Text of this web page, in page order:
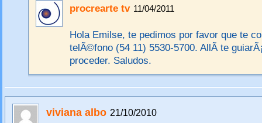
procrearte tv 11/04/2011
Hola Emilse, te pedimos por favor que te
telÃ©fono (54 11) 5530-5700. AllÃ­ te
proceder. Saludos.
viviana albo 21/10/2010